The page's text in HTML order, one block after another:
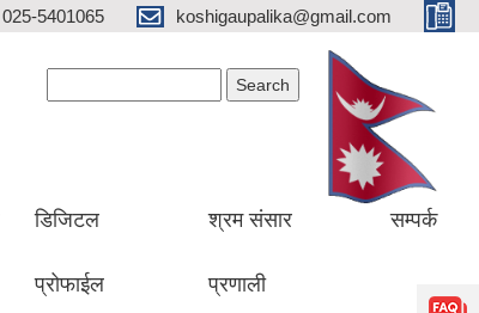
025-5401065 koshigaupalika@gmail.com
डिजिटल
प्रोफाईल
श्रम संसार
प्रणाली
सम्पर्क